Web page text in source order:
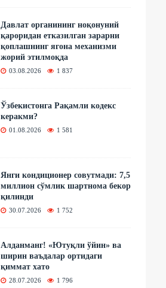
Давлат органининг ноқонуний
қароридан етказилган зарарни
қоплашнинг ягона механизми
жорий этилмоқда
03.08.2026 1 837
Ўзбекистонга Рақамли кодекс
керакми?
01.08.2026 1 581
Янги кондиционер совутмади: 7,5
миллион сўмлик шартнома бекор
қилинди
30.07.2026 1 752
Алданманг! «Ютуқли ўйин» ва
ширин ваъдалар ортидаги
қиммат хато
28.07.2026 1 796